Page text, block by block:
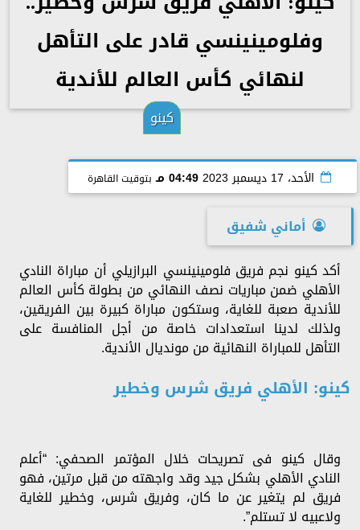
وفلومينينسي قادر على التأهل
لنهائي كأس العالم للأندية
كينو
الأحد، 17 ديسمبر 2023 04:49 مـ بتوقيت القاهرة
أماني شفيق
أكد كينو نجم فريق فلومينينسي البرازيلي أن مباراة النادي
الأهلي ضمن مباريات نصف النهائي من بطولة كأس العالم
للأندية صعبة للغاية، وستكون مباراة كبيرة بين الفريقين،
ولذلك لدينا استعدادات خاصة من أجل المنافسة على
التأهل للمباراة النهائية من مونديال الأندية.
كينو: الأهلي فريق شرس وخطير
وقال كينو فى تصريحات خلال المؤتمر الصحفي: “أعلم
النادي الأهلي بشكل جيد وقد واجهته من قبل مرتين، فهو
فريق لم يتغير عن ما كان، وفريق شرس، وخطير للغاية
ولاعبيه لا تستلم”.